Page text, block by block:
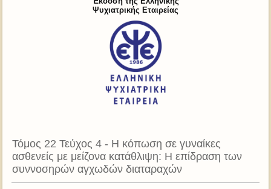
Ψυχιατρικής Εταιρείας
Τόμος 22 Τεύχος 4 - Η κόπωση σε γυναίκες
ασθενείς με μείζονα κατάθλιψη: H επίδραση των
συννοσηρών αγχωδών διαταραχών